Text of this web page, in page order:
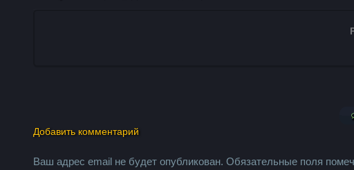
Добавить комментарий
Ваш адрес email не будет опубликован. Обязательные поля